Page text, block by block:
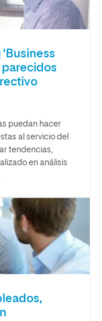
puedan hacer
al servicio del
tendencias,
en análisis